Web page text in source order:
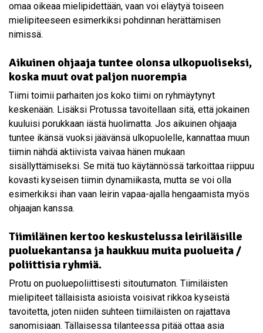
omaa oikeaa mielipidettään, vaan voi eläytyä toiseen
mielipiteeseen esimerkiksi pohdinnan herättämisen
nimissä.
Aikuinen ohjaaja tuntee olonsa ulkopuoliseksi,
koska muut ovat paljon nuorempia
Tiimi toimii parhaiten jos koko tiimi on ryhmäytynyt
keskenään. Lisäksi Protussa tavoitellaan sitä, että jokainen
kuuluisi porukkaan iästä huolimatta. Jos aikuinen ohjaaja
tuntee ikänsä vuoksi jäävänsä ulkopuolelle, kannattaa muun
tiimin nähdä aktiivista vaivaa hänen mukaan
sisällyttämiseksi. Se mitä tuo käytännössä tarkoittaa riippuu
kovasti kyseisen tiimin dynamiikasta, mutta se voi olla
esimerkiksi ihan vaan leirin vapaa-ajalla hengaamista myös
ohjaajan kanssa.
Tiimiläinen kertoo keskustelussa leiriläisille
puoluekantansa ja haukkuu muita puolueita /
poliittisia ryhmiä.
Protu on puoluepoliittisesti sitoutumaton. Tiimiläisten
mielipiteet tällaisista asioista voisivat rikkoa kyseistä
tavoitetta, joten niiden suhteen tiimiläisten on rajattava
sanomisiaan. Tällaisessa tilanteessa pitää ottaa asia